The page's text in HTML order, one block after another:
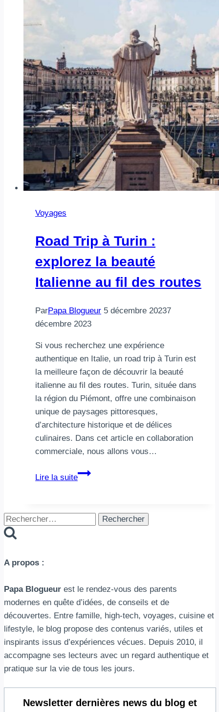
Voyages
Road Trip à Turin :
explorez la beauté
Italienne au fil des routes
ParPapa Blogueur 5 décembre 20237
décembre 2023
Si vous recherchez une expérience
authentique en Italie, un road trip à Turin est
la meilleure façon de découvrir la beauté
italienne au fil des routes. Turin, située dans
la région du Piémont, offre une combinaison
unique de paysages pittoresques,
d’architecture historique et de délices
culinaires. Dans cet article en collaboration
commerciale, nous allons vous…
Lire la suite
Road
Turin
:
au
fil
des
routes
Rechercher :
A propos :
Papa Blogueur est le rendez-vous des parents
modernes en quête d’idées, de conseils et de
découvertes. Entre famille, high-tech, voyages, cuisine et
lifestyle, le blog propose des contenus variés, utiles et
inspirants issus d’expériences vécues. Depuis 2010, il
accompagne ses lecteurs avec un regard authentique et
pratique sur la vie de tous les jours.
Newsletter dernières news du blog et